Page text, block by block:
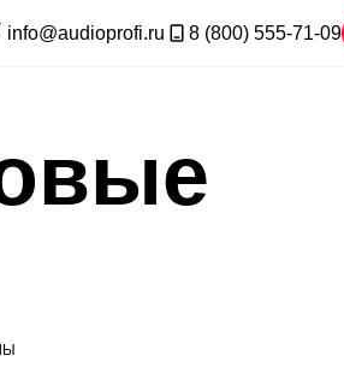
info@audioprofi.ru 8 (800) 555-71-09